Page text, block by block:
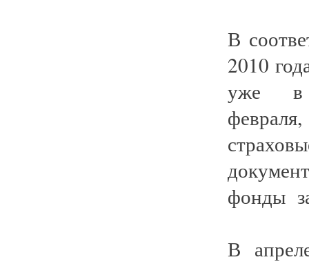
В
2010
уже в
фонды
В